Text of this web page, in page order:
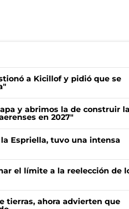
a Kicillof y pidió que se
y abrimos la de construir la
en 2027"
Espriella, tuvo una intensa
el límite a la reelección de
tierras, ahora advierten que